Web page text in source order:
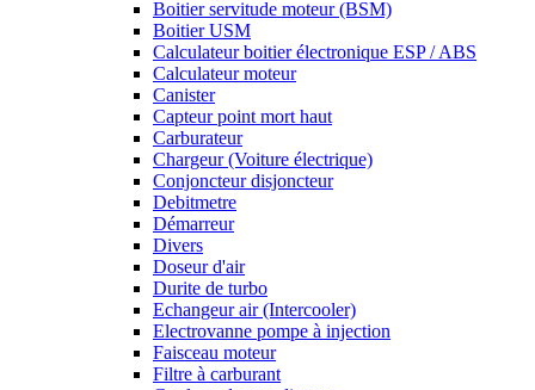
Boitier servitude moteur (BSM)
Boitier USM
Calculateur boitier électronique ESP / ABS
Calculateur moteur
Canister
Capteur point mort haut
Carburateur
Chargeur (Voiture électrique)
Conjoncteur disjoncteur
Debitmetre
Démarreur
Divers
Doseur d'air
Durite de turbo
Echangeur air (Intercooler)
Electrovanne pompe à injection
Faisceau moteur
Filtre à carburant